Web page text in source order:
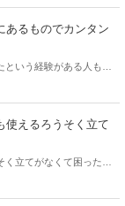
で詳しく解説します。
な方法で使用しましょ
あるものでカンタン
いう経験がある人も多
ーグルが曇ってしまう
なります。この記事で
代用品を5選紹介しま
用品を確認し、存分にア
使えるろうそく立て
立てがなくて困ったと